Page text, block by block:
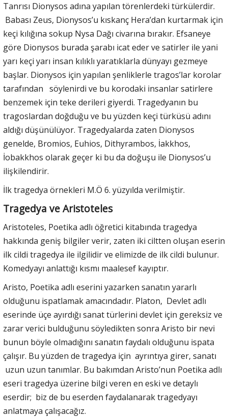
Tanrısı Dionysos adına yapılan törenlerdeki türkülerdir.
Babası Zeus, Dionysos’u kıskanç Hera’dan kurtarmak için
keçi kılığına sokup Nysa Dağı civarına bırakır. Efsaneye
göre Dionysos burada şarabı icat eder ve satirler ile yani
yarı keçi yarı insan kılıklı yaratıklarla dünyayı gezmeye
başlar. Dionysos için yapılan şenliklerle tragos’lar korolar
tarafından söylenirdi ve bu korodaki insanlar satirlere
benzemek için teke derileri giyerdi. Tragedyanın bu
tragoslardan doğduğu ve bu yüzden keçi türküsü adını
aldığı düşünülüyor. Tragedyalarda zaten Dionysos
genelde, Bromios, Euhios, Dithyrambos, İakkhos,
İobakkhos olarak geçer ki bu da doğuşu ile Dionysos’u
ilişkilendirir.
İlk tragedya örnekleri M.Ö 6. yüzyılda verilmiştir.
Tragedya ve Aristoteles
Aristoteles, Poetika adlı öğretici kitabında tragedya
hakkında geniş bilgiler verir, zaten iki ciltten oluşan eserin
ilk cildi tragedya ile ilgilidir ve elimizde de ilk cildi bulunur.
Komedyayı anlattığı kısmı maalesef kayıptır.
Aristo, Poetika adlı eserini yazarken sanatın yararlı
olduğunu ispatlamak amacındadır. Platon, Devlet adlı
eserinde üçe ayırdığı sanat türlerini devlet için gereksiz ve
zarar verici bulduğunu söyledikten sonra Aristo bir nevi
bunun böyle olmadığını sanatın faydalı olduğunu ispata
çalışır. Bu yüzden de tragedya için ayrıntıya girer, sanatı
uzun uzun tanımlar. Bu bakımdan Aristo’nun Poetika adlı
eseri tragedya üzerine bilgi veren en eski ve detaylı
eserdir; biz de bu eserden faydalanarak tragedyayı
anlatmaya çalışacağız.